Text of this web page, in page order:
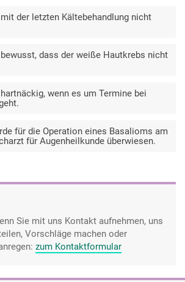
der letzten Kältebehandlung nicht
dass der weiße Hautkrebs nicht
wenn es um Termine bei
für die Operation eines Basalioms am
für Augenheilkunde überwiesen.
Sie mit uns Kontakt aufnehmen, uns
Vorschläge machen oder
zum Kontaktformular